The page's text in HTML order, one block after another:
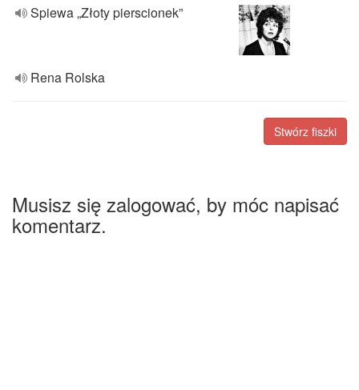
Spiewa „Złoty pierscionek”
Rena Rolska
Stwórz fiszki
Musisz się zalogować, by móc napisać
komentarz.